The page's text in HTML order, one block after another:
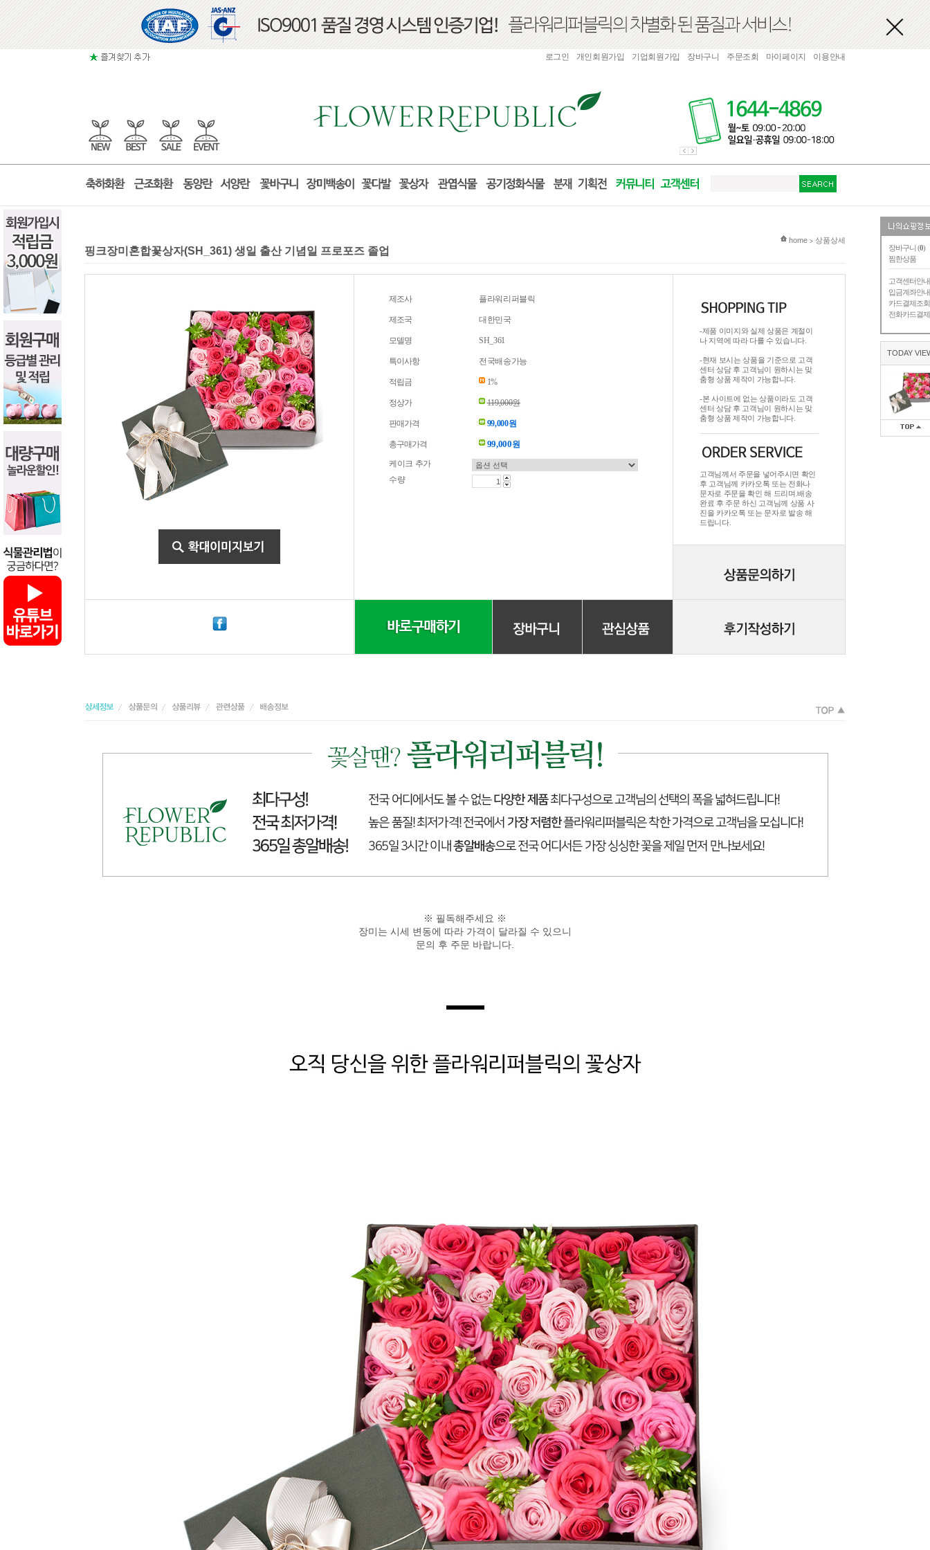
장바구니 (0)
찜한상품
고객센터안내
입금계좌안내
카드결제조회
전화카드결제
TODAY
로그인 개인회원가입 기업회원가입 장바구니 주문조회 마이페이지 이용안내
현재 위치
home > 상품상세
핑크장미혼합꽃상자(SH_361) 생일 출산 기념일 프로포즈 졸업
제조사 플라워리퍼블릭
제조국 대한민국
모델명 SH_361
특이사항 전국배송가능
적립금 1%
정상가 119,000원
판매가격 99,000원
총구매가격 99,000원
케이크 추가
수량
-제품 이미지와 실제 상품은 계절이
나 지역에 따라 다를 수 있습니다.
-현재 보시는 상품을 기준으로 고객
센터 상담 후 고객님이 원하시는 맞
춤형 상품 제작이 가능합니다.
-본 사이트에 없는 상품이라도 고객
센터 상담 후 고객님이 원하시는 맞
춤형 상품 제작이 가능합니다.
고객님께서 주문을 넣어주시면 확인
후 고객님께 카카오톡 또는 전화나
문자로 주문을 확인 해 드리며.배송
완료 후 주문 하신 고객님께 상품 사
진을 카카오톡 또는 문자로 발송 해
드립니다.
※ 필독해주세요 ※
장미는 시세 변동에 따라 가격이 달라질 수 있으니
문의 후 주문 바랍니다.